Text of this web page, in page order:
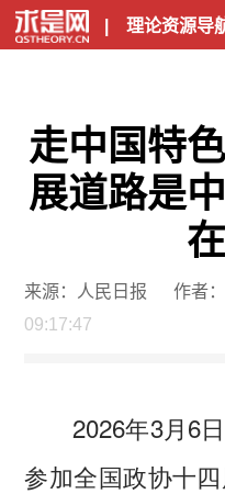
| 理论资源导
走中国特
展道路是
来源：人民日报 作者
09:17:47
2026年3月6日
参加全国政协十四